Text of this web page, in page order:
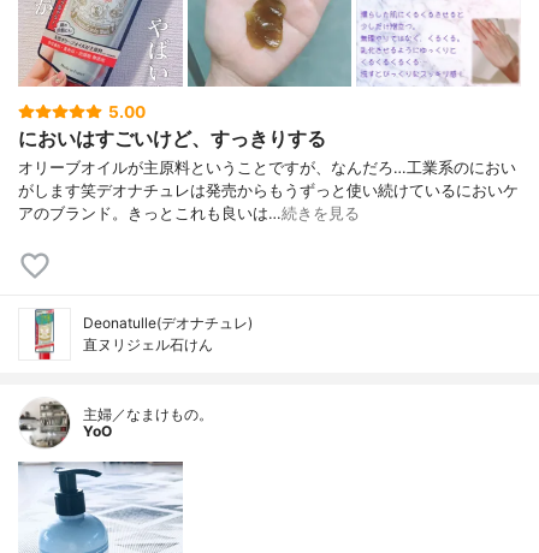
5.00
においはすごいけど、すっきりする
オリーブオイルが主原料ということですが、なんだろ…工業系のにおい
がします笑デオナチュレは発売からもうずっと使い続けているにおいケ
アのブランド。きっとこれも良いは…続きを見る
Deonatulle(デオナチュレ)
直ヌリジェル石けん
主婦／なまけもの。
YoO